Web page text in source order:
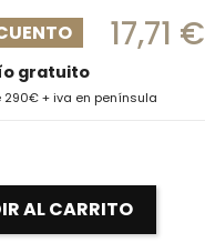
17,71 €
gratuito
290€ + iva en península
AL CARRITO